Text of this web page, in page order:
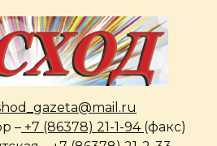
– +7 (86378) 21-1-94 (факс)